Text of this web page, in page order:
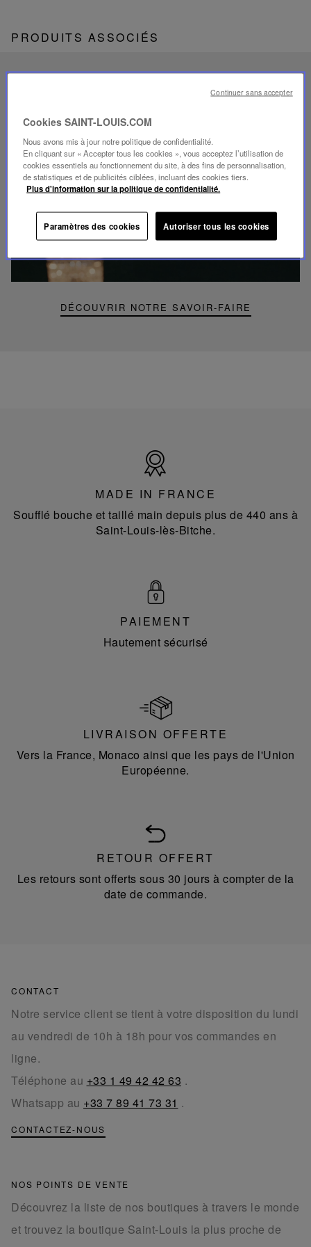
PRODUITS ASSOCIÉS
FOLIA
SAVOIR-FAIRE UNIQUE
DÉCOUVRIR NOTRE SAVOIR-FAIRE
Lire
la
video
Youtube
video,
mini
lamp
France
MADE IN FRANCE
Soufflé bouche et taillé main depuis plus de 440 ans à
Saint-Louis-lès-Bitche.
PAIEMENT
Hautement sécurisé
LIVRAISON OFFERTE
Vers la France, Monaco ainsi que les pays de l'Union
Européenne.
RETOUR OFFERT
Les retours sont offerts sous 30 jours à compter de la
date de commande.
CONTACT
Notre service client se tient à votre disposition du lundi
au vendredi de 10h à 18h pour vos commandes en
ligne.
Téléphone au +33 1 49 42 42 63 .
Whatsapp au +33 7 89 41 73 31 .
CONTACTEZ-NOUS
NOS POINTS DE VENTE
Découvrez la liste de nos boutiques à travers le monde
et trouvez la boutique Saint-Louis la plus proche de
Cookies SAINT-LOUIS.COM
Nous avons mis à jour notre politique de confidentialité.
En cliquant sur « Accepter tous les cookies », vous acceptez l’utilisation de
cookies essentiels au fonctionnement du site, à des fins de personnalisation,
de statistiques et de publicités ciblées, incluant des cookies tiers.
Plus d'information sur la politique de confidentialité.
Paramètres des cookies Autoriser tous les cookies
Continuer sans accepter